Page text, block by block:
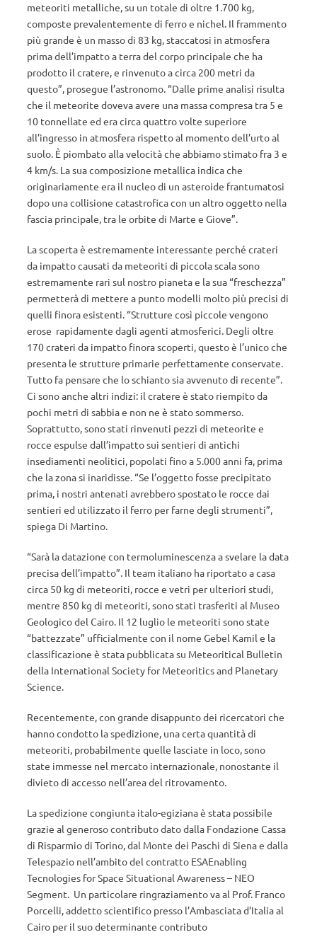
meteoriti metalliche, su un totale di oltre 1.700 kg,
composte prevalentemente di ferro e nichel. Il frammento
più grande è un masso di 83 kg, staccatosi in atmosfera
prima dell’impatto a terra del corpo principale che ha
prodotto il cratere, e rinvenuto a circa 200 metri da
questo”, prosegue l’astronomo. “Dalle prime analisi risulta
che il meteorite doveva avere una massa compresa tra 5 e
10 tonnellate ed era circa quattro volte superiore
all’ingresso in atmosfera rispetto al momento dell’urto al
suolo. È piombato alla velocità che abbiamo stimato fra 3 e
4 km/s. La sua composizione metallica indica che
originariamente era il nucleo di un asteroide frantumatosi
dopo una collisione catastrofica con un altro oggetto nella
fascia principale, tra le orbite di Marte e Giove”.
La scoperta è estremamente interessante perché crateri
da impatto causati da meteoriti di piccola scala sono
estremamente rari sul nostro pianeta e la sua “freschezza”
permetterà di mettere a punto modelli molto più precisi di
quelli finora esistenti. “Strutture così piccole vengono
erose rapidamente dagli agenti atmosferici. Degli oltre
170 crateri da impatto finora scoperti, questo è l’unico che
presenta le strutture primarie perfettamente conservate.
Tutto fa pensare che lo schianto sia avvenuto di recente”.
Ci sono anche altri indizi: il cratere è stato riempito da
pochi metri di sabbia e non ne è stato sommerso.
Soprattutto, sono stati rinvenuti pezzi di meteorite e
rocce espulse dall’impatto sui sentieri di antichi
insediamenti neolitici, popolati fino a 5.000 anni fa, prima
che la zona si inaridisse. “Se l’oggetto fosse precipitato
prima, i nostri antenati avrebbero spostato le rocce dai
sentieri ed utilizzato il ferro per farne degli strumenti”,
spiega Di Martino.
“Sarà la datazione con termoluminescenza a svelare la data
precisa dell’impatto”. Il team italiano ha riportato a casa
circa 50 kg di meteoriti, rocce e vetri per ulteriori studi,
mentre 850 kg di meteoriti, sono stati trasferiti al Museo
Geologico del Cairo. Il 12 luglio le meteoriti sono state
“battezzate” ufficialmente con il nome Gebel Kamil e la
classificazione è stata pubblicata su Meteoritical Bulletin
della International Society for Meteoritics and Planetary
Science.
Recentemente, con grande disappunto dei ricercatori che
hanno condotto la spedizione, una certa quantità di
meteoriti, probabilmente quelle lasciate in loco, sono
state immesse nel mercato internazionale, nonostante il
divieto di accesso nell’area del ritrovamento.
La spedizione congiunta italo-egiziana è stata possibile
grazie al generoso contributo dato dalla Fondazione Cassa
di Risparmio di Torino, dal Monte dei Paschi di Siena e dalla
Telespazio nell’ambito del contratto ESAEnabling
Tecnologies for Space Situational Awareness – NEO
Segment. Un particolare ringraziamento va al Prof. Franco
Porcelli, addetto scientifico presso l’Ambasciata d’Italia al
Cairo per il suo determinante contributo